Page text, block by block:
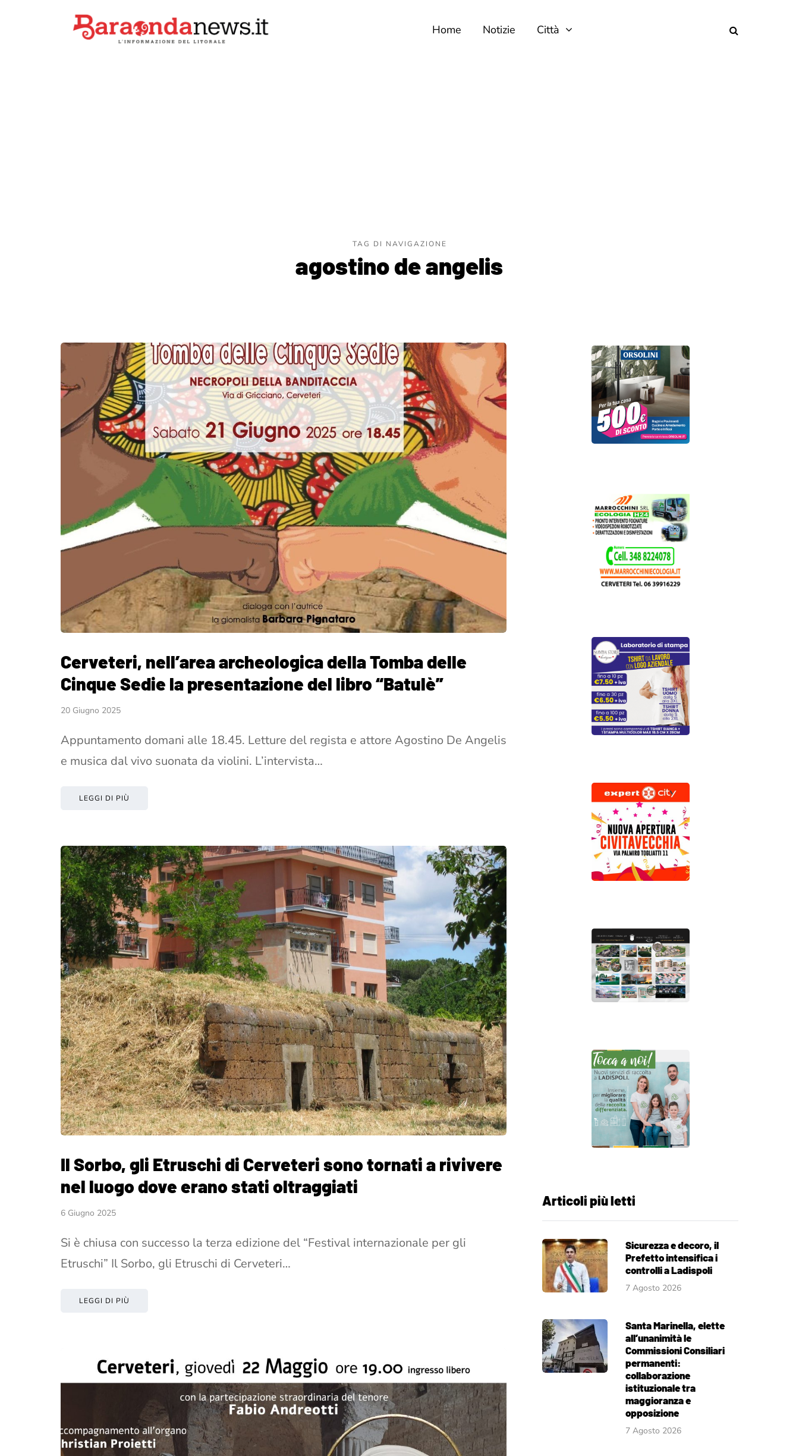
Home Notizie Città
TAG DI NAVIGAZIONE
agostino de angelis
Cerveteri, nell’area archeologica della Tomba delle
Cinque Sedie la presentazione del libro “Batulè”
20 Giugno 2025
Appuntamento domani alle 18.45. Letture del regista e attore Agostino De Angelis
e musica dal vivo suonata da violini. L’intervista…
LEGGI DI PIÙ
Il Sorbo, gli Etruschi di Cerveteri sono tornati a rivivere
nel luogo dove erano stati oltraggiati
6 Giugno 2025
Si è chiusa con successo la terza edizione del “Festival internazionale per gli
Etruschi” Il Sorbo, gli Etruschi di Cerveteri…
LEGGI DI PIÙ
Articoli più letti
Sicurezza e decoro, il
Prefetto intensifica i
controlli a Ladispoli
7 Agosto 2026
Santa Marinella, elette
all’unanimità le
Commissioni Consiliari
permanenti:
collaborazione
istituzionale tra
maggioranza e
opposizione
7 Agosto 2026